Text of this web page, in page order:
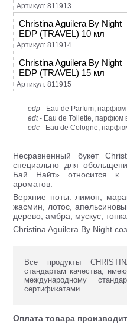
Артикул: 811913
Christina Aguilera By Night
EDP (TRAVEL) 10 мл
Артикул: 811914
Christina Aguilera By Night
EDP (TRAVEL) 15 мл
Артикул: 811915
edp - Eau de Parfum,
edt- Eau de Toilette, парфюм
edc - Eau de Cologne,
Несравненный букет
специально для
Бай Найт» относится к
ароматов.
Верхние ноты: лимон,
жасмин, лотос,
дерево, амбра, мускус,
Christina Aguilera By Night
Все продукты
стандартам качества,
международному
сертификатами.
Оплата товара